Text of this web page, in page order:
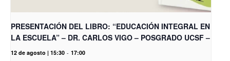
PRESENTACIÓN DEL LIBRO: “EDUCACIÓN INTEGRAL EN
LA ESCUELA” – DR. CARLOS VIGO – POSGRADO UCSF –
12 de agosto | 15:30 - 17:00